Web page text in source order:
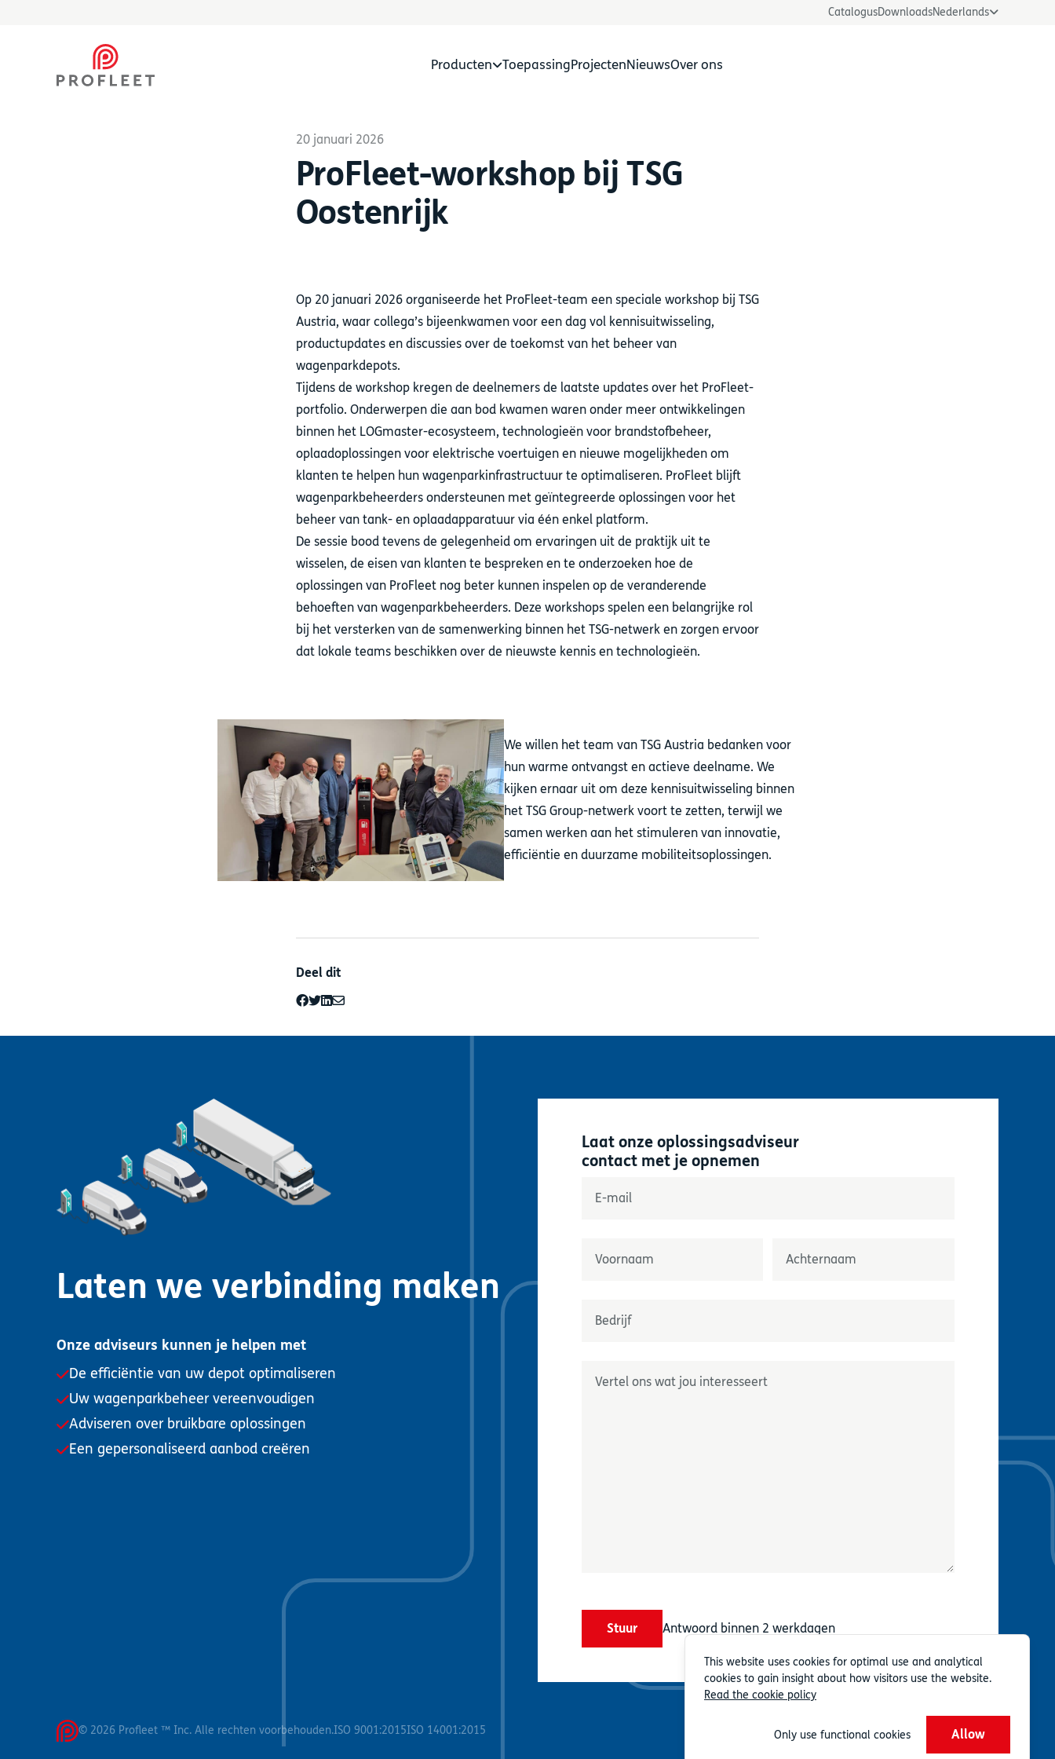
This website uses cookies for optimal use and analytical
cookies to gain insight about how visitors use the website.
Read the cookie policy
Only use functional cookies Allow
CatalogusDownloadsNederlands
Producten ToepassingProjectenNieuwsOver ons
ChargeLOG
Geef uw vloot energie
Aansturen op
koolstofarme
OtherLOGs
Stroomlijnen van
depotactiviteiten
LOGmaster add-ons
20 januari 2026
ProFleet-workshop bij TSG
Oostenrijk
Op 20 januari 2026 organiseerde het ProFleet-team een speciale workshop bij TSG
Austria, waar collega’s bijeenkwamen voor een dag vol kennisuitwisseling,
productupdates en discussies over de toekomst van het beheer van
wagenparkdepots.
Tijdens de workshop kregen de deelnemers de laatste updates over het ProFleet-
portfolio. Onderwerpen die aan bod kwamen waren onder meer ontwikkelingen
binnen het LOGmaster-ecosysteem, technologieën voor brandstofbeheer,
oplaadoplossingen voor elektrische voertuigen en nieuwe mogelijkheden om
klanten te helpen hun wagenparkinfrastructuur te optimaliseren. ProFleet blijft
wagenparkbeheerders ondersteunen met geïntegreerde oplossingen voor het
beheer van tank- en oplaadapparatuur via één enkel platform.
De sessie bood tevens de gelegenheid om ervaringen uit de praktijk uit te
wisselen, de eisen van klanten te bespreken en te onderzoeken hoe de
oplossingen van ProFleet nog beter kunnen inspelen op de veranderende
behoeften van wagenparkbeheerders. Deze workshops spelen een belangrijke rol
bij het versterken van de samenwerking binnen het TSG-netwerk en zorgen ervoor
dat lokale teams beschikken over de nieuwste kennis en technologieën.
We willen het team van TSG Austria bedanken voor
hun warme ontvangst en actieve deelname. We
kijken ernaar uit om deze kennisuitwisseling binnen
het TSG Group-netwerk voort te zetten, terwijl we
samen werken aan het stimuleren van innovatie,
efficiëntie en duurzame mobiliteitsoplossingen.
Deel dit
Laten we verbinding maken
Onze adviseurs kunnen je helpen met
De efficiëntie van uw depot optimaliseren
Uw wagenparkbeheer vereenvoudigen
Adviseren over bruikbare oplossingen
Een gepersonaliseerd aanbod creëren
Laat onze oplossingsadviseur
contact met je opnemen
Stuur Antwoord binnen 2 werkdagen
PrivacyVoorwaardenDeel van TSG Group
© 2026 Profleet ™ Inc. Alle rechten voorbehouden.ISO 9001:2015ISO 14001:2015